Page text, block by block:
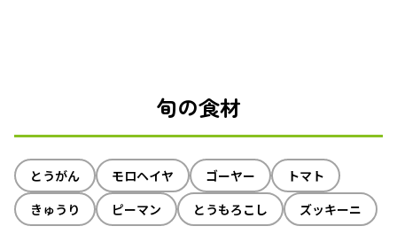
旬の食材
とうがん モロヘイヤ ゴーヤー
トマト
きゅうり
ピーマン とうもろこし ズッキーニ